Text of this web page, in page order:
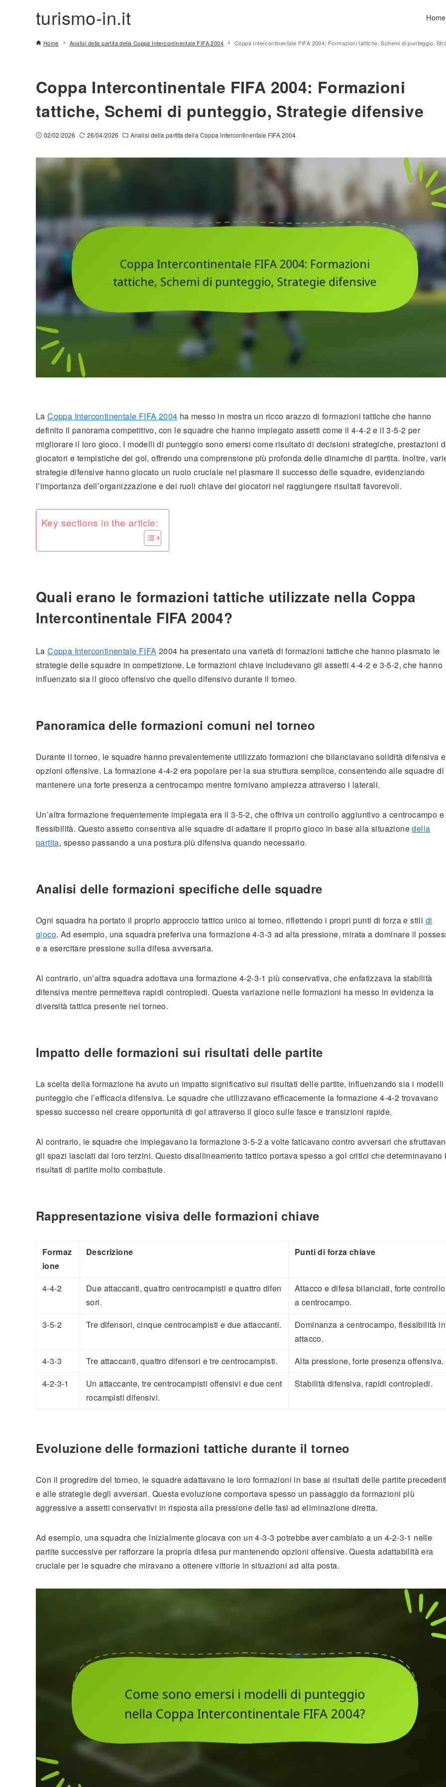
turismo-in.it Home
Home Analisi della partita della Coppa Intercontinentale FIFA 2004 Coppa Intercontinentale FIFA 2004: Formazioni tattiche, Schemi di punteggio,
Coppa Intercontinentale FIFA 2004: Formazioni
tattiche, Schemi di punteggio, Strategie difensive
02/02/2026 26/04/2026 Analisi della partita della Coppa Intercontinentale FIFA 2004
LaCoppa Intercontinentale FIFA 2004 ha messo in mostra un ricco arazzo di formazioni tattiche che hanno
definito il panorama competitivo, con le squadre che hanno impiegato assetti come il 4-4-2 e il 3-5-2 per
migliorare il loro gioco. I modelli di punteggio sono emersi come risultato di decisioni strategiche, prestazioni
giocatori e tempistiche dei gol, offrendo una comprensione più profonda delle dinamiche di partita. Inoltre,
strategie difensive hanno giocato un ruolo cruciale nel plasmare il successo delle squadre, evidenziando
l’importanza dell’organizzazione e dei ruoli chiave dei giocatori nel raggiungere risultati favorevoli.
Key sections in the article:
Quali erano le formazioni tattiche utilizzate nella Coppa
Intercontinentale FIFA 2004?
LaCoppa Intercontinentale FIFA 2004 ha presentato una varietà di formazioni tattiche che hanno plasmato le
strategie delle squadre in competizione. Le formazioni chiave includevano gli assetti 4-4-2 e 3-5-2, che hanno
influenzato sia il gioco offensivo che quello difensivo durante il torneo.
Panoramica delle formazioni comuni nel torneo
Durante il torneo, le squadre hanno prevalentemente utilizzato formazioni che bilanciavano solidità difensiva e
opzioni offensive. La formazione 4-4-2 era popolare per la sua struttura semplice, consentendo alle squadre di
mantenere una forte presenza a centrocampo mentre fornivano ampiezza attraverso i laterali.
Un’altra formazione frequentemente impiegata era il 3-5-2, che offriva un controllo aggiuntivo a centrocampo e
flessibilità. Questo assetto consentiva alle squadre di adattare il proprio gioco in base alla situazionedella
partita, spesso passando a una postura più difensiva quando necessario.
Analisi delle formazioni specifiche delle squadre
Ogni squadra ha portato il proprio approccio tattico unico al torneo, riflettendo i propri punti di forza e stili di
gioco. Ad esempio, una squadra preferiva una formazione 4-3-3 ad alta pressione, mirata a dominare il
e a esercitare pressione sulla difesa avversaria.
Al contrario, un’altra squadra adottava una formazione 4-2-3-1 più conservativa, che enfatizzava la stabilità
difensiva mentre permetteva rapidi contropiedi. Questa variazione nelle formazioni ha messo in evidenza la
diversità tattica presente nel torneo.
Impatto delle formazioni sui risultati delle partite
La scelta della formazione ha avuto un impatto significativo sui risultati delle partite, influenzando sia i modelli
punteggio che l’efficacia difensiva. Le squadre che utilizzavano efficacemente la formazione 4-4-2 trovavano
spesso successo nel creare opportunità di gol attraverso il gioco sulle fasce e transizioni rapide.
Al contrario, le squadre che impiegavano la formazione 3-5-2 a volte faticavano contro avversari che
gli spazi lasciati dai loro terzini. Questo disallineamento tattico portava spesso a gol critici che determinavano
risultati di partite molto combattute.
Rappresentazione visiva delle formazioni chiave
Formaz
ione
Descrizione Punti di forza chiave
4-4-2
Due attaccanti, quattro centrocampisti e quattro difen
sori.
Attacco e difesa bilanciati, forte controllo
a centrocampo.
3-5-2
Tre difensori, cinque centrocampisti e due attaccanti.
Dominanza a centrocampo, flessibilità in
attacco.
4-3-3
Tre attaccanti, quattro difensori e tre centrocampisti.
Alta pressione, forte presenza offensiva.
4-2-3-1
Un attaccante, tre centrocampisti offensivi e due cent
rocampisti difensivi.
Stabilità difensiva, rapidi contropiedi.
Evoluzione delle formazioni tattiche durante il torneo
Con il progredire del torneo, le squadre adattavano le loro formazioni in base ai risultati delle partite
e alle strategie degli avversari. Questa evoluzione comportava spesso un passaggio da formazioni più
aggressive a assetti conservativi in risposta alla pressione delle fasi ad eliminazione diretta.
Ad esempio, una squadra che inizialmente giocava con un 4-3-3 potrebbe aver cambiato a un 4-2-3-1 nelle
partite successive per rafforzare la propria difesa pur mantenendo opzioni offensive. Questa adattabilità era
cruciale per le squadre che miravano a ottenere vittorie in situazioni ad alta posta.